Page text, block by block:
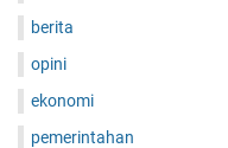
berita
opini
ekonomi
pemerintahan